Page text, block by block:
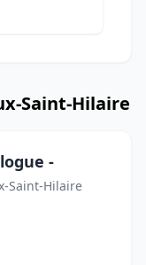
Saint-Hilaire
-
Saint-Hilaire